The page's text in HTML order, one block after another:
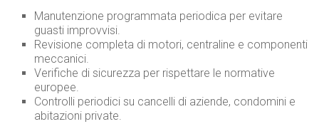
Manutenzione programmata periodica per evitare
guasti improvvisi.
Revisione completa di motori, centraline e componenti
meccanici.
Verifiche di sicurezza per rispettare le normative
europee.
Controlli periodici su cancelli di aziende, condomini e
abitazioni private.